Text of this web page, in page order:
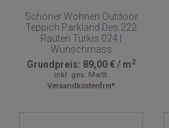
Schöner Wohnen Outdoor
Teppich Parkland Des.222
Rauten Türkis 024 |
Wunschmass
Grundpreis: 89,00 €/ m2
inkl. ges. MwSt.
Versandkostenfrei*